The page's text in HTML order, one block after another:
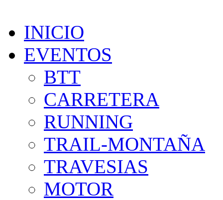
INICIO
EVENTOS
BTT
CARRETERA
RUNNING
TRAIL-MONTAÑA
TRAVESIAS
MOTOR